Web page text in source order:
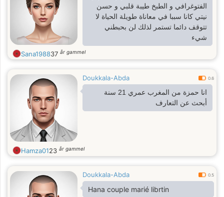
الفتوغرافي و الطبخ طيبة قلبي و حسن
نيتي كانا سببا في معاناة طويلة الحياة لا
تتوقف دائما تستمر لذلك لن بحبطني
شيء
Sana198837 år gammel
Doukkala-Abda 0.6
انا حمزة من المغرب عمري 21 سنة
أبحث عن التعارف
Hamza0123 år gammel
Doukkala-Abda 0.5
Hana couple marié librtin